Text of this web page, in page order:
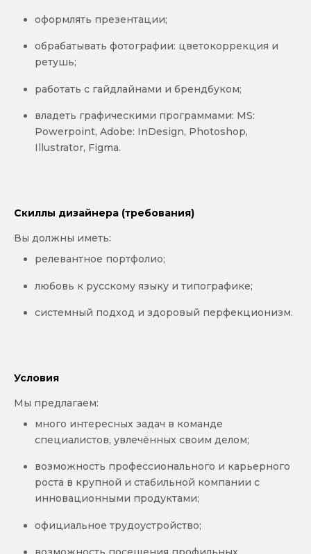
оформлять презентации;
обрабатывать фотографии: цветокоррекция и
ретушь;
работать с гайдлайнами и брендбуком;
владеть графическими программами: MS:
Powerpoint, Adobe: InDesign, Photoshop,
Illustrator, Figma.
Скиллы дизайнера (требования)
Вы должны иметь:
релевантное портфолио;
любовь к русскому языку и типографике;
системный подход и здоровый перфекционизм.
Условия
Мы предлагаем:
много интересных задач в команде
специалистов, увлечённых своим делом;
возможность профессионального и карьерного
роста в крупной и стабильной компании с
инновационными продуктами;
официальное трудоустройство;